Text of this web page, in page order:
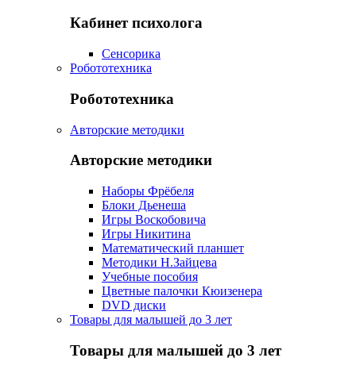
Кабинет психолога
Сенсорика
Робототехника
Робототехника
Авторские методики
Авторские методики
Наборы Фрёбеля
Блоки Дьенеша
Игры Воскобовича
Игры Никитина
Математический планшет
Методики Н.Зайцева
Учебные пособия
Цветные палочки Кюизенера
DVD диски
Товары для малышей до 3 лет
Товары для малышей до 3 лет